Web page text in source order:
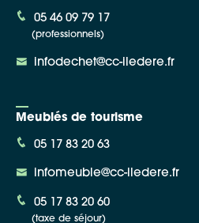
05 46 09 79 17
(professionnels)
infodechet@cc-iledere.fr
Meublés de tourisme
05 17 83 20 63
infomeuble@cc-iledere.fr
05 17 83 20 60
(taxe de séjour)